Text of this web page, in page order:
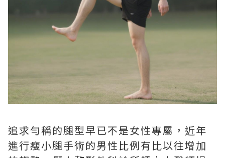
追求勻稱的腿型早已不是女性專屬，近年
進行瘦小腿手術的男性比例有比以往增加